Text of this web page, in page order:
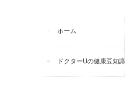
ホーム
ドクターUの健康豆知識